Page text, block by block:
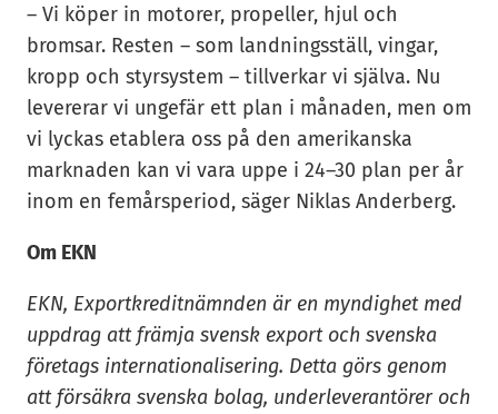
– Vi köper in motorer, propeller, hjul och
bromsar. Resten – som landningsställ, vingar,
kropp och styrsystem – tillverkar vi själva. Nu
levererar vi ungefär ett plan i månaden, men om
vi lyckas etablera oss på den amerikanska
marknaden kan vi vara uppe i 24–30 plan per år
inom en femårsperiod, säger Niklas Anderberg.
Om EKN
EKN, Exportkreditnämnden är en myndighet med
uppdrag att främja svensk export och svenska
företags internationalisering. Detta görs genom
att försäkra svenska bolag, underleverantörer och